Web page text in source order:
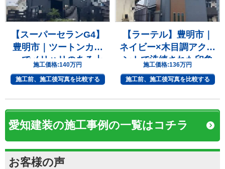
【スーパーセランG4】
豊明市｜ツートンカラ
ーでメリハリのある上
質な住まいへ
施工価格:140万円
施工前、施工後写真を比較する
【ラーテル】豊明市｜
ネイビー×木目調アクセ
ントで洗練された印象
へ
施工価格:136万円
施工前、施工後写真を比較する
愛知建装の施工事例の一覧はコチラ
お客様の声